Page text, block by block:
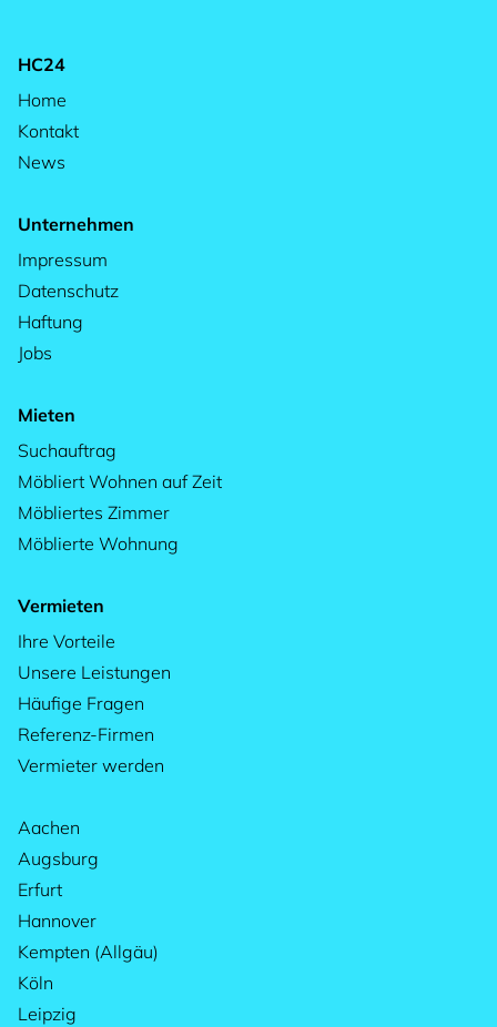
HC24
Home
Kontakt
News
Unternehmen
Impressum
Datenschutz
Haftung
Jobs
Mieten
Suchauftrag
Möbliert Wohnen auf Zeit
Möbliertes Zimmer
Möblierte Wohnung
Vermieten
Ihre Vorteile
Unsere Leistungen
Häufige Fragen
Referenz-Firmen
Vermieter werden
Aachen
Augsburg
Erfurt
Hannover
Kempten (Allgäu)
Köln
Leipzig